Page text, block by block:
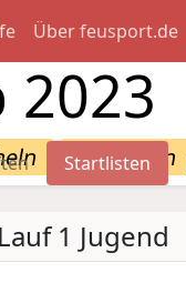
Über feusport.de
2023
Startlisten
Startlisten
1 Jugend